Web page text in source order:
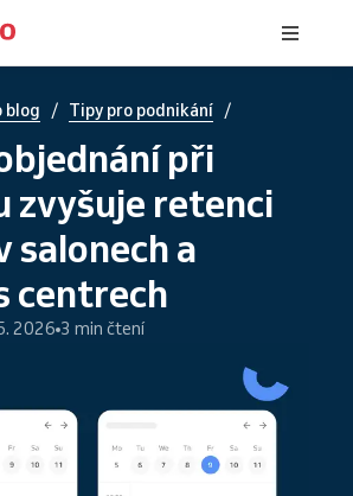
blog / Tipy pro podnikání /
při
zvyšuje retenci
salonech a
centrech
2026 3 min čtení